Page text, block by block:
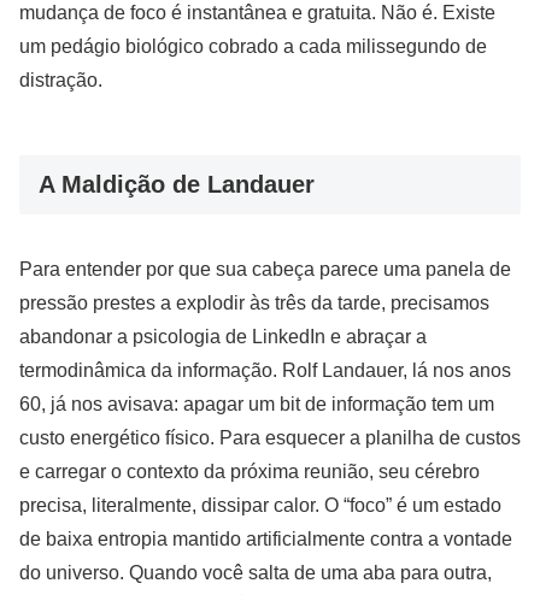
mudança de foco é instantânea e gratuita. Não é. Existe
um pedágio biológico cobrado a cada milissegundo de
distração.
A Maldição de Landauer
Para entender por que sua cabeça parece uma panela de
pressão prestes a explodir às três da tarde, precisamos
abandonar a psicologia de LinkedIn e abraçar a
termodinâmica da informação. Rolf Landauer, lá nos anos
60, já nos avisava: apagar um bit de informação tem um
custo energético físico. Para esquecer a planilha de custos
e carregar o contexto da próxima reunião, seu cérebro
precisa, literalmente, dissipar calor. O “foco” é um estado
de baixa entropia mantido artificialmente contra a vontade
do universo. Quando você salta de uma aba para outra,